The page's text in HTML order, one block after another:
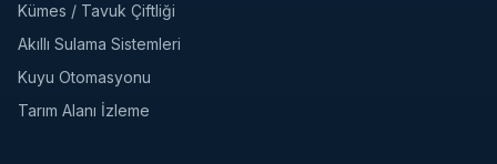
Kümes / Tavuk Çiftliği
Akıllı Sulama Sistemleri
Kuyu Otomasyonu
Tarım Alanı İzleme